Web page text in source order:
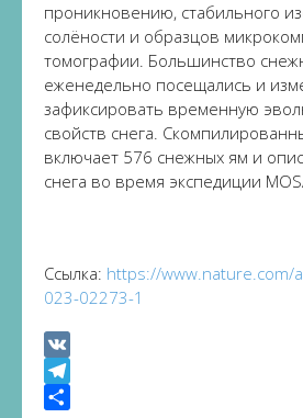
проникновению, стабильного
солёности и образцов
томографии. Большинство
еженедельно посещались и
зафиксировать временную
свойств снега.
включает 576 снежных ям и
снега во время экспедиции
Ссылка: https://www.nature.com/
023-02273-1
VK
Telegram